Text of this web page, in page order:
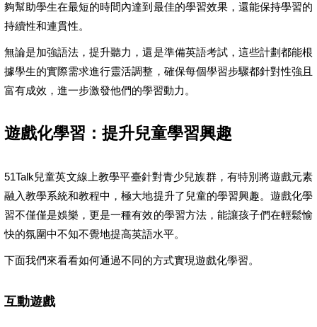
夠幫助學生在最短的時間內達到最佳的學習效果，還能保持學習的
持續性和連貫性。
無論是加強語法，提升聽力，還是準備英語考試，這些計劃都能根
據學生的實際需求進行靈活調整，確保每個學習步驟都針對性強且
富有成效，進一步激發他們的學習動力。
遊戲化學習：提升兒童學習興趣
51Talk兒童英文線上教學平臺針對青少兒族群，有特別將遊戲元素
融入教學系統和教程中，極大地提升了兒童的學習興趣。遊戲化學
習不僅僅是娛樂，更是一種有效的學習方法，能讓孩子們在輕鬆愉
快的氛圍中不知不覺地提高英語水平。
下面我們來看看如何通過不同的方式實現遊戲化學習。
互動遊戲